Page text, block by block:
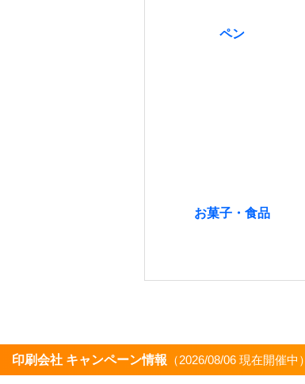
ペン
お菓子・食品
印刷会社 キャンペーン情報 （2026/08/06 現在開催中）